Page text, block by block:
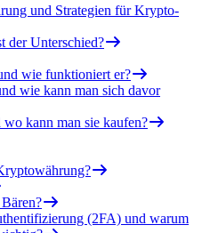
und Strategien für Krypto-
der Unterschied?
wie funktioniert er?
wie kann man sich davor
kann man sie kaufen?
(2FA) und warum